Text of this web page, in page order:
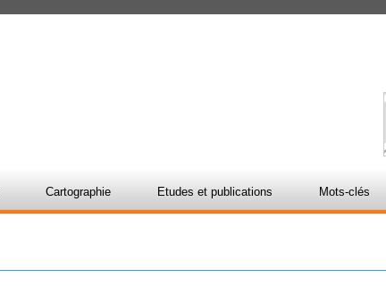
Cartographie Etudes et publications Mots-clés